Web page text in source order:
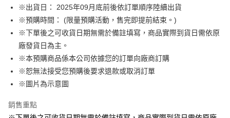
Apple Pay
悠遊付
Google Pay
ATM付款
貨到付款
運送方式
※出貨日： 2025年09月底前後依訂單順序陸續出貨
※預購時間： (限量預購活動，售完即提前結束。)
※下單後之可收貨日期無需於備註填寫，商品實際到貨日需依原
廠發貨日為主。
※本預購商品係本公司依據您的訂單向廠商訂購
※恕無法接受您預購後要求退款或取消訂單
※圖片為示意圖
銷售重點